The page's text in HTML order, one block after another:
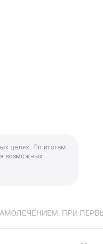
целях. По итогам
возможных
ПРИ